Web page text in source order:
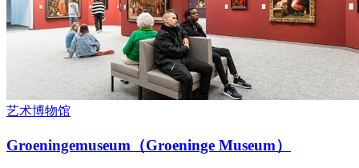
艺术博物馆
Groeningemuseum（Groeninge Museum）